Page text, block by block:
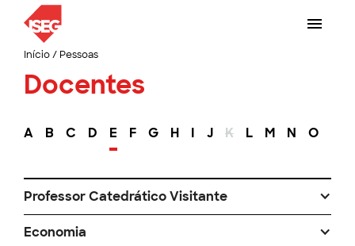
Início/ Pessoas
Docentes
A B C D E F G H I J K L M N O
Professor Catedrático Visitante
Economia